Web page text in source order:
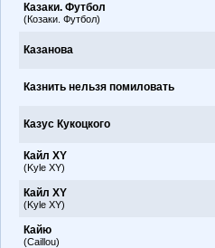
Казаки. Футбол
(Козаки. Футбол)
Казанова
Казнить нельзя помиловать
Казус Кукоцкого
Кайл XY
(Kyle XY)
Кайл XY
(Kyle XY)
Кайю
(Caillou)